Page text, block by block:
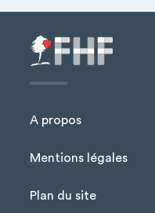
Menu Pied de page
A propos
Mentions légales
Plan du site